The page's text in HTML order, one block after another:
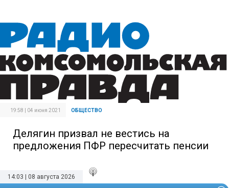
19:58 | 04 июня 2021 ОБЩЕСТВО
Делягин призвал не вестись на
предложения ПФР пересчитать пенсии
14:03 | 08 августа 2026